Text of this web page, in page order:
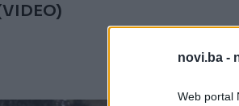
novi.ba -
Web portal